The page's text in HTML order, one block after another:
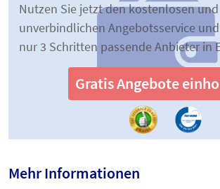
Nutzen Sie jetzt den kostenlosen und
unverbindlichen Angebotsservice
nur 3 Schritten passende Anbieter in
Gratis Angebote
Mehr Informationen